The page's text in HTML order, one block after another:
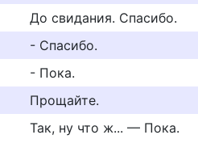
До свидания. Спасибо.
- Спасибо.
- Пока.
Прощайте.
Так, ну что ж... — Пока.